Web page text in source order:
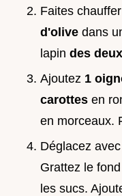
Faites chauffer
d'olive dans
lapin des
Ajoutez 1
carottes en
en morceaux.
Déglacez avec
Grattez le
les sucs.